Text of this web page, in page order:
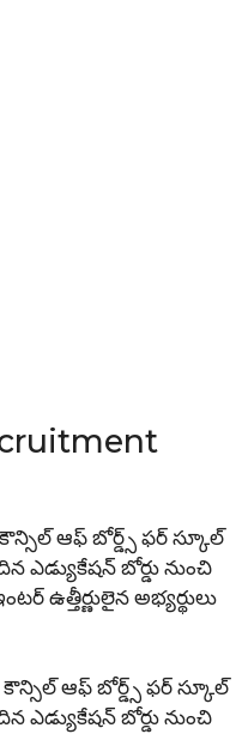
ఆఫ్ బోర్డ్స్ ఫర్ స్కూల్
ఎడ్యుకేషన్ బోర్డు నుంచి
ఉత్తీర్ణులైన అభ్యర్థులు
ఆఫ్ బోర్డ్స్ ఫర్ స్కూల్
ఎడ్యుకేషన్ బోర్డు నుంచి